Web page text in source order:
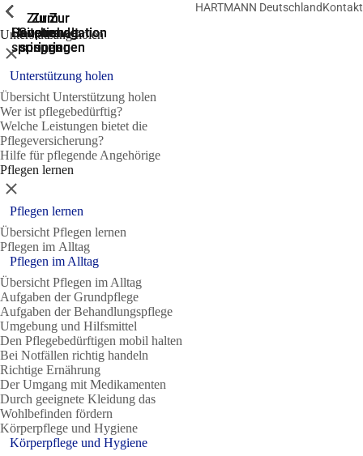
Zur
Suche
springen
Zur
Hauptnavigation
springen
Zur
Hauptnavigation
springen
Zum
Hauptinhalt
springen
Zum
Seitenende
springen
HARTMANN DeutschlandKontakt
Unterstützung holen
Zeige vorherige
Schließen
Unterstützung holen
Übersicht Unterstützung holen
Wer ist pflegebedürftig?
Welche Leistungen bietet die
Pflegeversicherung?
Hilfe für pflegende Angehörige
Pflegen lernen
Zeige vorherige
Schließen
Pflegen lernen
Übersicht Pflegen lernen
Pflegen im Alltag
Zeige vorherige
Pflegen im Alltag
Übersicht Pflegen im Alltag
Aufgaben der Grundpflege
Aufgaben der Behandlungspflege
Umgebung und Hilfsmittel
Den Pflegebedürftigen mobil halten
Bei Notfällen richtig handeln
Richtige Ernährung
Der Umgang mit Medikamenten
Durch geeignete Kleidung das
Wohlbefinden fördern
Körperpflege und Hygiene
Zeige vorherige
Körperpflege und Hygiene
Zeige vorherige
Zeige vorherige
Zeige vorherige
Zeige vorherige
Zeige vorherige
Zeige vorherige
Zeige vorherige
Zeige vorherige